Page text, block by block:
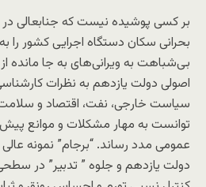
بحرانی سکان دستگاه اجرایی کشور را
بی‌شباهت به ویرانی‌های به جا مانده
اصولی دولت یازدهم به نظرات
سیاست خارجی، نفت، اقتصاد و
توانست به مهار مشکلات و موانع
عمومی مدد رساند. “برجام” نمونه‌
دولت یازدهم و جلوه ” تدبیر” در